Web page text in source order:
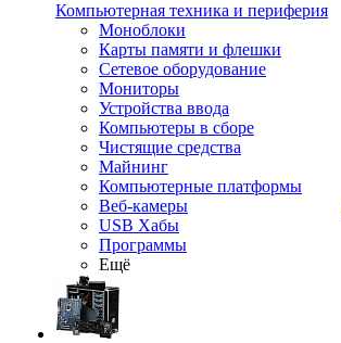
Компьютерная техника и периферия
Моноблоки
Карты памяти и флешки
Сетевое оборудование
Мониторы
Устройства ввода
Компьютеры в сборе
Чистящие средства
Майнинг
Компьютерные платформы
Веб-камеры
USB Хабы
Программы
Ещё